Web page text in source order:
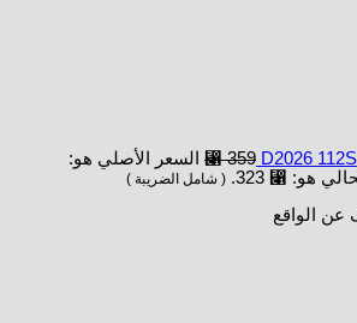
⃁359
السعر الأصلي هو:
هو: ⃁ 323. ( شامل الضريبة )
عن الواقع